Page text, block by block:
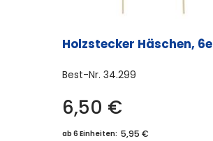
Holzstecker Häschen,
Best-Nr. 34.299
6,50 €
ab 6 Einheiten: 5,95 €